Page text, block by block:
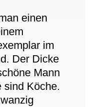
einen
im
Der Dicke
Mann
sind Köche.